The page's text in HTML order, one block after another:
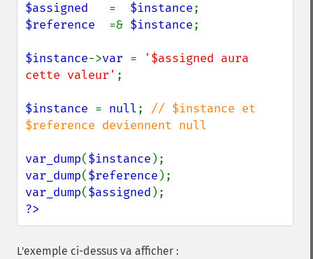
$assigned = $instance
$reference =& $instance;
$instance->var =
'$assigned aura
cette valeur' ;
$instance = null; // $instance et
$reference deviennent null
var_dump($instance
var_dump($reference
var_dump($assigned
?>
L'exemple ci-dessus va afficher :